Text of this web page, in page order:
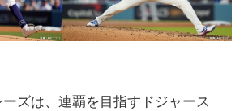
ズは、連覇を目指すドジャース